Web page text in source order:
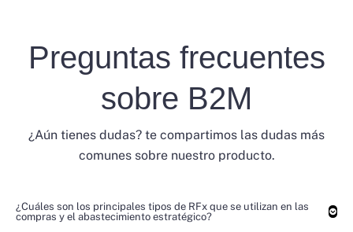
Preguntas frecuentes
sobre B2M
¿Aún tienes dudas? te compartimos las dudas más
comunes sobre nuestro producto.
¿Cuáles son los principales tipos de RFx que se utilizan en las
compras y el abastecimiento estratégico?